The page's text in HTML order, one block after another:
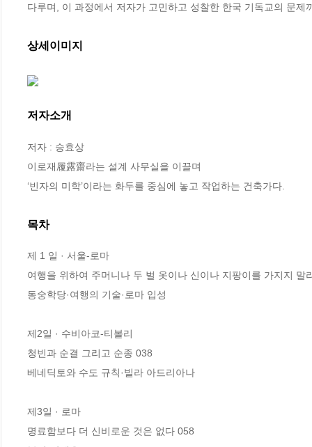
다루며, 이 과정에서 저자가 고민하고 성찰한 한국 기독교의 문
상세이미지
저자소개
저자 : 승효상
이로재履露齋라는 설계 사무실을 이끌며
‘빈자의 미학’이라는 화두를 중심에 놓고 작업하는 건축가다.
목차
제 1 일 · 서울-로마
여행을 위하여 주머니나 두 벌 옷이나 신이나 지팡이를 가지지 말
동숭학당·여행의 기술·로마 입성
제2일 · 수비아코-티볼리
청빈과 순결 그리고 순종 038
베네딕토와 수도 규칙·빌라 아드리아나
제3일 · 로마
명료함보다 더 신비로운 것은 없다 058